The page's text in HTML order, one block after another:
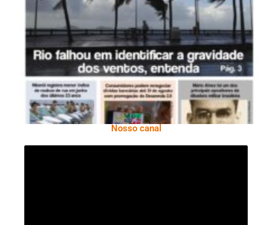
Ano X – Número 366 01 A 07 De Agosto De
2026
Nosso canal